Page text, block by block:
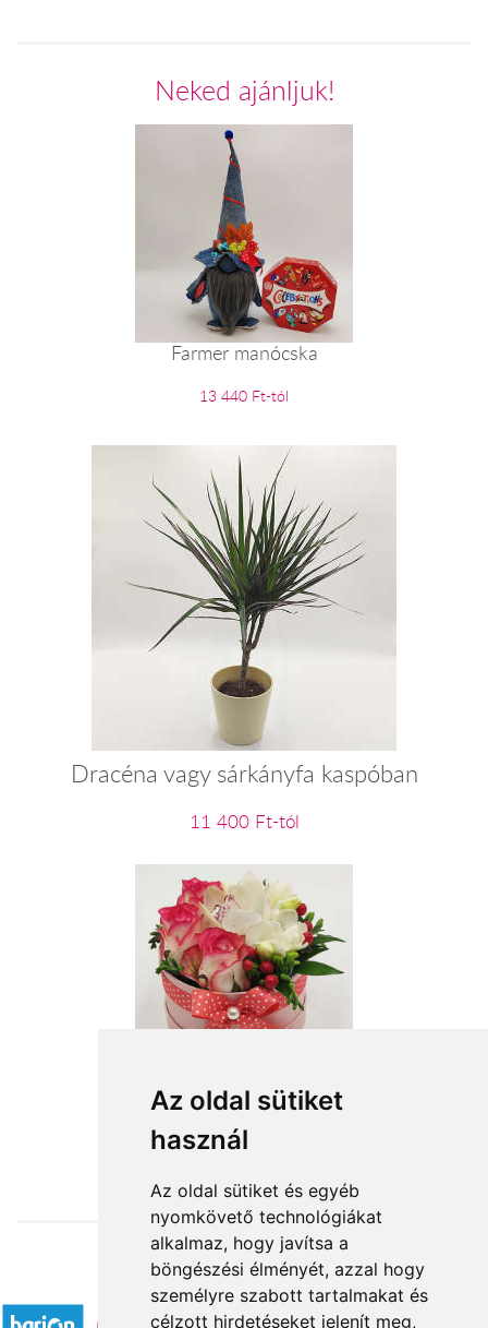
Az oldal sütiket
használ
Az oldal sütiket és egyéb
nyomkövető technológiákat
alkalmaz, hogy javítsa a
böngészési élményét, azzal hogy
személyre szabott tartalmakat és
célzott hirdetéseket jelenít meg,
Neked ajánljuk!
Farmer manócska
13 440 Ft-tól
Dracéna vagy sárkányfa kaspóban
11 400 Ft-tól
Barcs csodája
19 080 Ft-tól
Elfogadott fizetési módok